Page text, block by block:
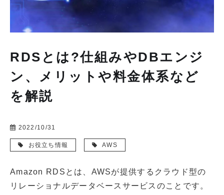
RDSとは?仕組みやDBエンジ
ン、メリットや料金体系など
を解説
2022/10/31
お役立ち情報 AWS
Amazon RDSとは、AWSが提供するクラウド型の
リレーショナルデータベースサービスのことです。